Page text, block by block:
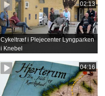
02:13
Cykeltræf i Plejecenter Lyngparken
i Knebel
04:16